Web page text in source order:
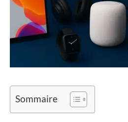
Sommaire